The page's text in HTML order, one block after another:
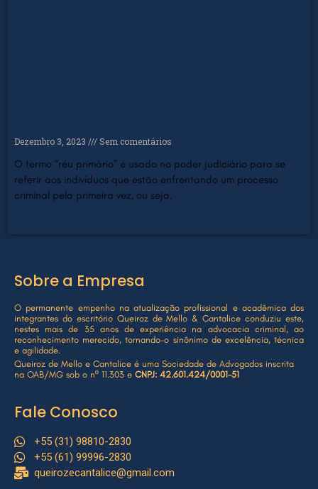
Dezembro 3, 2023 Sem comentários
O termo “réu primário” é usado no poder judiciário para se
referir aos indivíduos que estão enfrentando um processo
criminal pela primeira vez, ou seja,
Sobre a Empresa
O permanente empenho na atualização profissional e acadêmica dos
integrantes do escritório Queiroz de Mello & Cantalice conduziu este,
nestes mais de 35 anos de experiência na advocacia criminal, ao
reconhecimento merecido, tornando-o sinônimo de excelência, técnica
e agilidade.
Queiroz de Mello e Cantalice é uma Sociedade de Advogados inscrita
na OAB/MG sob o nº 11.303 e CNPJ: 42.601.424/0001-51
Fale Conosco
+55 (31) 98810-2830
+55 (61) 99996-2830
queirozecantalice@gmail.com